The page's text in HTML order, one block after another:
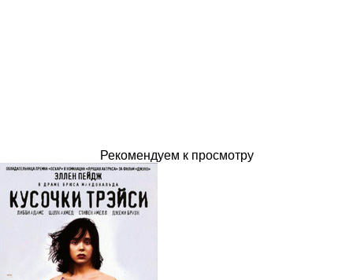
Рекомендуем к просмотру